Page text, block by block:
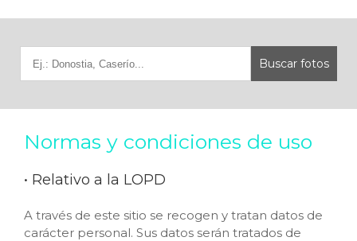
Normas y condiciones de uso
• Relativo a la LOPD
A través de este sitio se recogen y tratan datos de
carácter personal. Sus datos serán tratados de